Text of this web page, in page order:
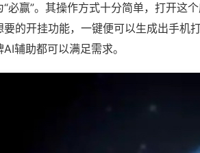
必赢”。其操作方式十分简单，打开这
的开挂功能，一键便可以生成出手机
辅助都可以满足需求。